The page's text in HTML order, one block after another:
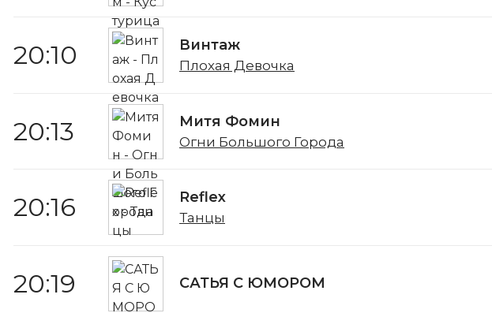
20:10 Винтаж
Плохая Девочка
20:13 Митя Фомин
Огни Большого Города
20:16 Reflex
Танцы
20:19 САТЬЯ С ЮМОРОМ